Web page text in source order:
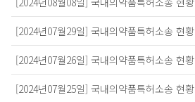
[2024년07월29일] 국내의약품특허소송 현황
[2024년07월26일] 국내의약품특허소송 현황
[2024년07월25일] 국내의약품특허소송 현황